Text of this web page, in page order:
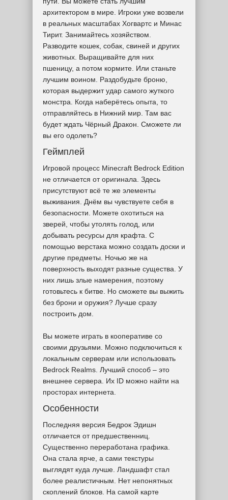
архитектором в мире. Игроки уже возвели
в реальных масштабах Хогвартс и Минас
Тирит. Занимайтесь хозяйством.
Разводите кошек, собак, свиней и других
животных. Выращивайте для них
пшеницу, а потом кормите. Или станьте
лучшим воином. Раздобудьте броню,
которая выдержит удар самого жуткого
монстра. Когда наберётесь опыта, то
отправляйтесь в Нижний мир. Там вас
будет ждать Чёрный Дракон. Сможете ли
вы его одолеть?
Геймплей
Игровой процесс Minecraft Bedrock Edition
не отличается от оригинала. Здесь
присутствуют всё те же элементы
выживания. Днём вы чувствуете себя в
безопасности. Можете охотиться на
зверей, чтобы утолять голод, или
добывать ресурсы для крафта. С
помощью верстака можно создать доски и
другие предметы. Ночью же на
поверхность выходят разные существа. У
них лишь злые намерения, поэтому
готовьтесь к битве. Но сможете вы выжить
без брони и оружия? Лучше сразу
построить дом.
Вы можете играть в кооперативе со
своими друзьями. Можно подключиться к
локальным серверам или использовать
Bedrock Realms. Лучший способ – это
внешнее сервера. Их ID можно найти на
просторах интернета.
Особенности
Последняя версия Бедрок Эдишн
отличается от предшественниц.
Существенно переработана графика.
Она стала ярче, а сами текстуры
выглядят куда лучше. Ландшафт стал
более реалистичным. Нет непонятных
скоплений блоков. На самой карте